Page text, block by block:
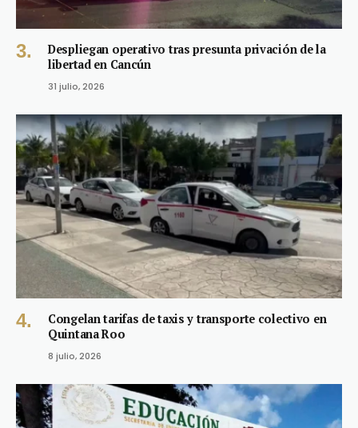
Despliegan operativo tras presunta privación de la
libertad en Cancún
31 julio, 2026
Congelan tarifas de taxis y transporte colectivo en
Quintana Roo
8 julio, 2026